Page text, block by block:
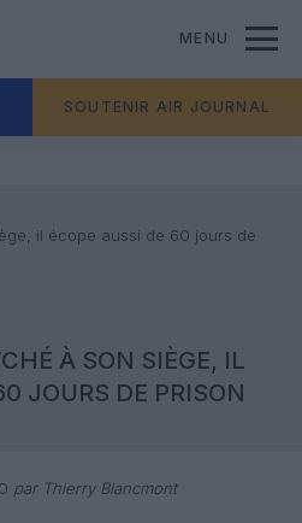
MENU
SOUTENIR AIR JOURNAL
il écope aussi de 60 jours de
À SON SIÈGE, IL
JOURS DE PRISON
par Thierry Blancmont